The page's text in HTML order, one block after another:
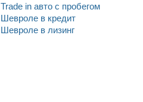
Trade in авто c пробегом
Шевроле в кредит
Шевроле в лизинг